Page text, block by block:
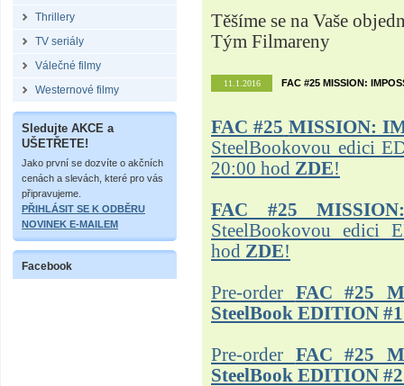
Thrillery
TV seriály
Válečné filmy
Westernové filmy
Sledujte AKCE a
UŠETŘETE!
Jako první se dozvíte o akčních
cenách a slevách, které pro vás
připravujeme.
PŘIHLÁSIT SE K ODBĚRU
NOVINEK E-MAILEM
Facebook
Těšíme se na Vaše
Tým Filmareny
11.1.2016 FAC #25 MISSION:
FAC #25 MISSION:
SteelBookovou edici
20:00 hod ZDE!
FAC #25
SteelBookovou edici
hod ZDE!
Pre-order FAC #25
SteelBook EDITION #1
Pre-order FAC #25
SteelBook EDITION #2